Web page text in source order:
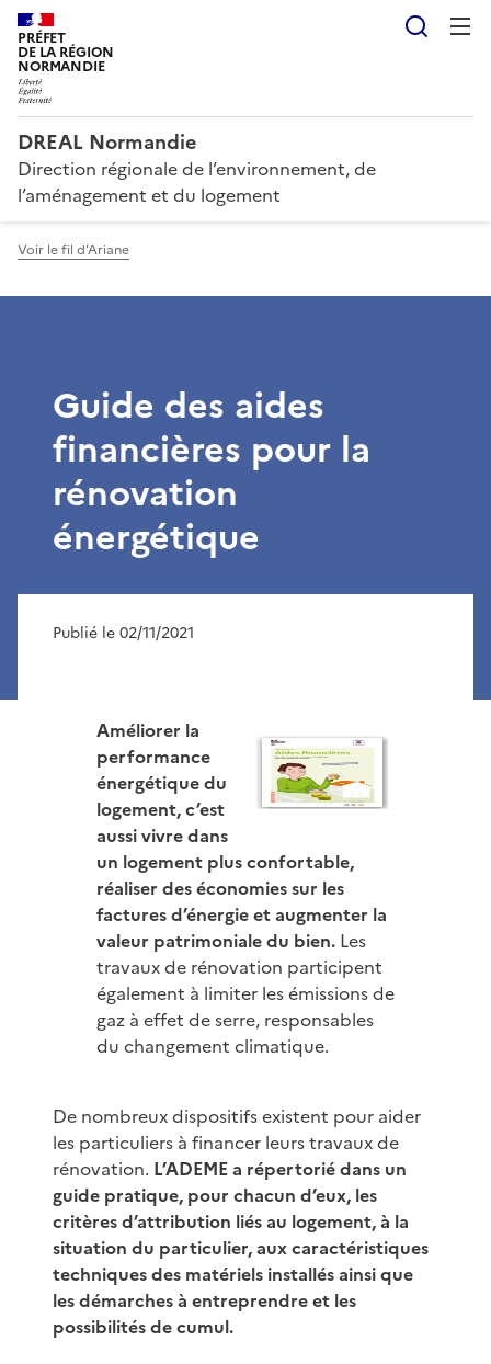
PRÉFET
DE LA RÉGION
NORMANDIE
DREAL Normandie
Direction régionale de l’environnement, de
l’aménagement et du logement
Voir le fil d'Ariane
Guide des aides
financières pour la
rénovation
énergétique
Publié le 02/11/2021
Améliorer la
performance
énergétique du
logement, c’est
aussi vivre dans
un logement plus confortable,
réaliser des économies sur les
factures d’énergie et augmenter la
valeur patrimoniale du bien. Les
travaux de rénovation participent
également à limiter les émissions de
gaz à effet de serre, responsables
du changement climatique.
De nombreux dispositifs existent pour aider
les particuliers à financer leurs travaux de
rénovation. L’ADEME a répertorié dans un
guide pratique, pour chacun d’eux, les
critères d’attribution liés au logement, à la
situation du particulier, aux caractéristiques
techniques des matériels installés ainsi que
les démarches à entreprendre et les
possibilités de cumul.